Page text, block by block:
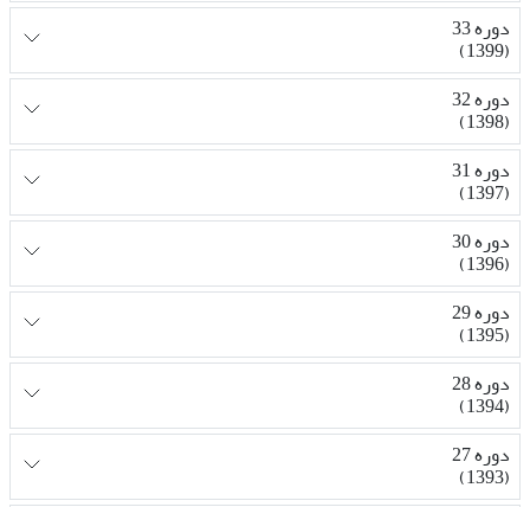
دوره 33
(1399)
دوره 32
(1398)
دوره 31
(1397)
دوره 30
(1396)
دوره 29
(1395)
دوره 28
(1394)
دوره 27
(1393)